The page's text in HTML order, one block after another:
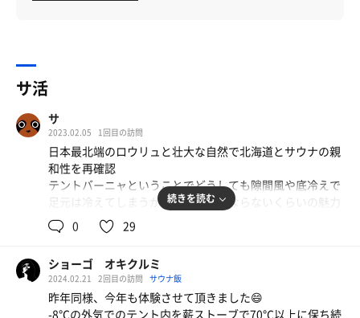
サ活
サ
2023.02.05 1回目の訪問
日本最北端のロウリュと壮大な自然で北海道とサウナの親
和性を再確認
テントバーニャということでどうしても隙間風や底冷えで
足元は冷えてしまうが、それが気にならないくらいの魅力
に溢れている
室内は濃いヴィヒタの香で、ロウリュ用の水もヴィヒタが
水
加えてセルフ薪ストーブの熱源で室内はしっとりかつふん
わりとした温度感で、セルフロウリュで快適な熱もちゃん
続きを読む
0 29
ショーゴ オキクルミ
2024.02.21 2回目の訪問 サウナ飯
昨年同様、今年も体験させて頂きました😄
-8℃の外気でのテント内を薪ストーブで70℃以上に保ち続